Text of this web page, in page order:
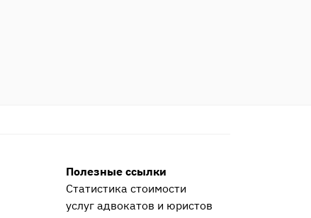
Полезные ссылки
Статистика стоимости
услуг адвокатов и юристов